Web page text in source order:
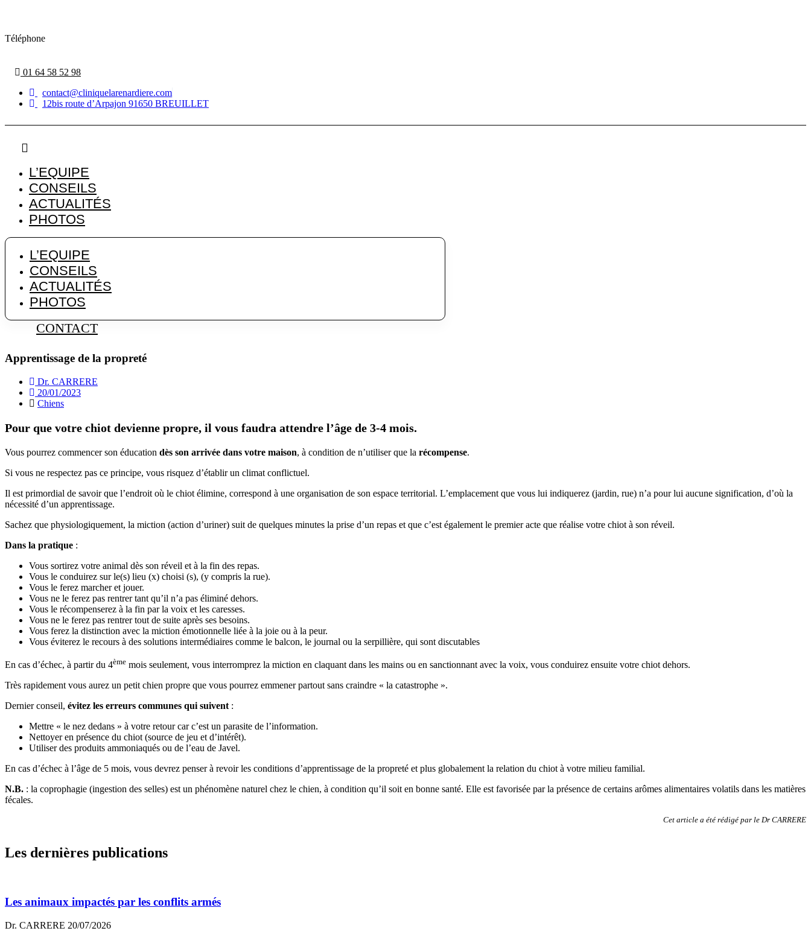
Téléphone
01 64 58 52 98
contact@cliniquelarenardiere.com
12bis route d’Arpajon 91650 BREUILLET
L’EQUIPE
CONSEILS
ACTUALITÉS
PHOTOS
L’EQUIPE
CONSEILS
ACTUALITÉS
PHOTOS
CONTACT
Apprentissage de la propreté
Dr. CARRERE
20/01/2023
Chiens
Pour que votre chiot devienne propre, il vous faudra attendre l’âge de 3-4 mois.
Vous pourrez commencer son éducation dès son arrivée dans votre maison, à condition de n’utiliser que la récompense.
Si vous ne respectez pas ce principe, vous risquez d’établir un climat conflictuel.
Il est primordial de savoir que l’endroit où le chiot élimine, correspond à une organisation de son espace territorial. L’emplacement que vous lui indiquerez (jardin, rue) n’a pour lui aucune signification, d’où la
nécessité d’un apprentissage.
Sachez que physiologiquement, la miction (action d’uriner) suit de quelques minutes la prise d’un repas et que c’est également le premier acte que réalise votre chiot à son réveil.
Dans la pratique :
Vous sortirez votre animal dès son réveil et à la fin des repas.
Vous le conduirez sur le(s) lieu (x) choisi (s), (y compris la rue).
Vous le ferez marcher et jouer.
Vous ne le ferez pas rentrer tant qu’il n’a pas éliminé dehors.
Vous le récompenserez à la fin par la voix et les caresses.
Vous ne le ferez pas rentrer tout de suite après ses besoins.
Vous ferez la distinction avec la miction émotionnelle liée à la joie ou à la peur.
Vous éviterez le recours à des solutions intermédiaires comme le balcon, le journal ou la serpillière, qui sont discutables
En cas d’échec, à partir du 4ème mois seulement, vous interromprez la miction en claquant dans les mains ou en sanctionnant avec la voix, vous conduirez ensuite votre chiot dehors.
Très rapidement vous aurez un petit chien propre que vous pourrez emmener partout sans craindre « la catastrophe ».
Dernier conseil, évitez les erreurs communes qui suivent :
Mettre « le nez dedans » à votre retour car c’est un parasite de l’information.
Nettoyer en présence du chiot (source de jeu et d’intérêt).
Utiliser des produits ammoniaqués ou de l’eau de Javel.
En cas d’échec à l’âge de 5 mois, vous devrez penser à revoir les conditions d’apprentissage de la propreté et plus globalement la relation du chiot à votre milieu familial.
N.B. : la coprophagie (ingestion des selles) est un phénomène naturel chez le chien, à condition qu’il soit en bonne santé. Elle est favorisée par la présence de certains arômes alimentaires volatils dans les matières
fécales.
Cet article a été rédigé par le Dr CARRERE
Les dernières publications
Les animaux impactés par les conflits armés
Dr. CARRERE 20/07/2026